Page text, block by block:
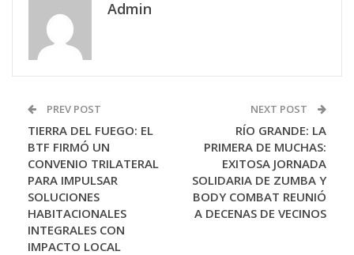
Admin
PREV POST
TIERRA DEL FUEGO: EL
BTF FIRMÓ UN
CONVENIO TRILATERAL
PARA IMPULSAR
SOLUCIONES
HABITACIONALES
INTEGRALES CON
IMPACTO LOCAL
NEXT POST
RÍO GRANDE: LA
PRIMERA DE MUCHAS:
EXITOSA JORNADA
SOLIDARIA DE ZUMBA Y
BODY COMBAT REUNIÓ
A DECENAS DE VECINOS